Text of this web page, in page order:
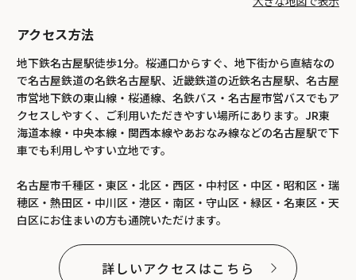
アクセス方法
地下鉄名古屋駅徒歩1分。桜通口からすぐ、地下街から直結なの
で名古屋鉄道の名鉄名古屋駅、近畿鉄道の近鉄名古屋駅、名古屋
市営地下鉄の東山線・桜通線、名鉄バス・名古屋市営バスでもア
クセスしやすく、ご利用いただきやすい場所にあります。JR東
海道本線・中央本線・関西本線やあおなみ線などの名古屋駅で下
車でも利用しやすい立地です。
名古屋市千種区・東区・北区・西区・中村区・中区・昭和区・瑞
穂区・熱田区・中川区・港区・南区・守山区・緑区・名東区・天
白区にお住まいの方も通院いただけます。
詳しいアクセスはこちら